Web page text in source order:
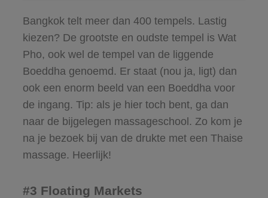
Bangkok telt meer dan 400 tempels. Lastig
kiezen? De grootste en oudste tempel is Wat
Pho, ook wel de tempel van de liggende
Boeddha genoemd. Er staat (nou ja, ligt) dan
ook een enorm beeld van een Boeddha voor
de ingang. Tip: als je hier toch bent, ga dan
naar de bijgelegen massageschool. Zo kom je
na je bezoek bij van de drukte met een Thaise
massage. Heerlijk!
#3 Floating Markets